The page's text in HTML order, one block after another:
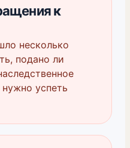
к
несколько
подано ли
успеть